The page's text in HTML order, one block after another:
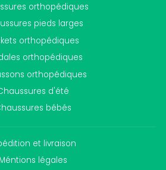
orthopédiques
pieds larges
orthopédiques
orthopédiques
orthopédiques
d'été
bébés
et livraison
Méntions légales